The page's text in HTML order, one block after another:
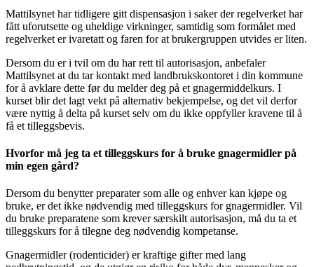
Mattilsynet har tidligere gitt dispensasjon i saker der regelverket har
fått uforutsette og uheldige virkninger, samtidig som formålet med
regelverket er ivaretatt og faren for at brukergruppen utvides er liten.
Dersom du er i tvil om du har rett til autorisasjon, anbefaler
Mattilsynet at du tar kontakt med landbrukskontoret i din kommune
for å avklare dette før du melder deg på et gnagermiddelkurs. I
kurset blir det lagt vekt på alternativ bekjempelse, og det vil derfor
være nyttig å delta på kurset selv om du ikke oppfyller kravene til å
få et tilleggsbevis.
Hvorfor må jeg ta et tilleggskurs for å bruke gnagermidler på
min egen gård?
Dersom du benytter preparater som alle og enhver kan kjøpe og
bruke, er det ikke nødvendig med tilleggskurs for gnagermidler. Vil
du bruke preparatene som krever særskilt autorisasjon, må du ta et
tilleggskurs for å tilegne deg nødvendig kompetanse.
Gnagermidler (rodenticider) er kraftige gifter med lang